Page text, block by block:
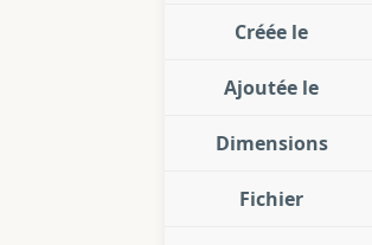
Créée le
Ajoutée le
Dimensions
Fichier